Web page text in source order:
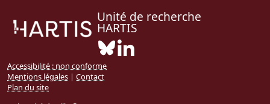
Unité de recherche
HARTIS
Bluesky ( Nouvelle fenêtre)
Accessibilité : non conforme
Mentions légales | Contact
Plan du site